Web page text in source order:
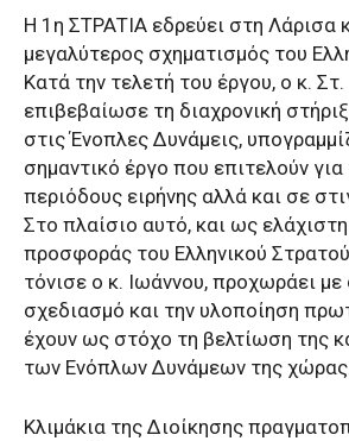
Η 1η ΣΤΡΑΤΙΑ εδρεύει στη Λάρισα
μεγαλύτερος σχηματισμός του
Κατά την τελετή του έργου, ο κ.
επιβεβαίωσε τη διαχρονική
στις Ένοπλες Δυνάμεις,
σημαντικό έργο που επιτελούν
περιόδους ειρήνης αλλά και σε
Στο πλαίσιο αυτό, και ως
προσφοράς του Ελληνικού
τόνισε ο κ. Ιωάννου, προχωράει
σχεδιασμό και την υλοποίηση
έχουν ως στόχο τη βελτίωση της
των Ενόπλων Δυνάμεων της χώρας.
Κλιμάκια της Διοίκησης